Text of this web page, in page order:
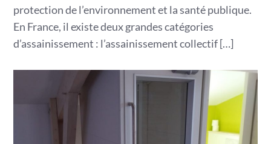
protection de l’environnement et la santé publique.
En France, il existe deux grandes catégories
d’assainissement : l’assainissement collectif […]